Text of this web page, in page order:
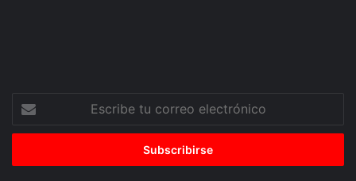
correo